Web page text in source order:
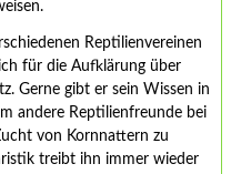
Reptilienvereinen
für die Aufklärung über
Gerne gibt er sein Wissen in
andere Reptilienfreunde bei
von Kornnattern zu
treibt ihn immer wieder